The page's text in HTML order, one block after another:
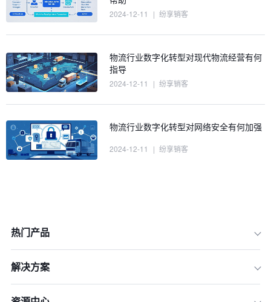
2024-12-11 | 纷享销客
物流行业数字化转型对现代物流经营有何
指导
2024-12-11 | 纷享销客
物流行业数字化转型对网络安全有何加强
2024-12-11 | 纷享销客
热门产品
解决方案